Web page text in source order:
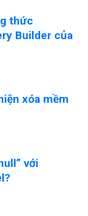
thức
Builder của
xóa mềm
với